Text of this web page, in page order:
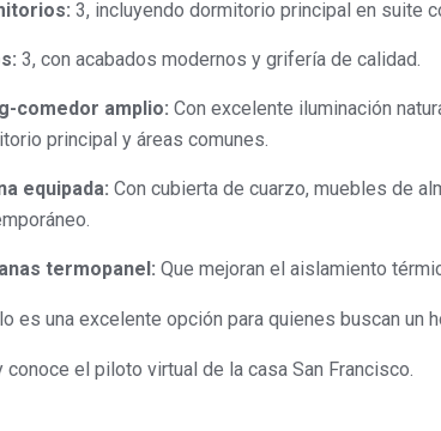
3, incluyendo dormitorio principal en suite
3, con acabados modernos y grifería de calidad.
comedor amplio: Con excelente iluminación
principal y áreas comunes.
equipada: Con cubierta de cuarzo, muebles de
termopanel: Que mejoran el aislamiento
es una excelente opción para quienes buscan un
el piloto virtual de la casa San Francisco.